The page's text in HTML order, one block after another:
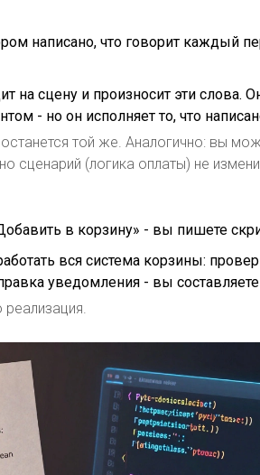
написано, что говорит каждый
на сцену и произносит эти слова.
- но он исполняет то, что
той же. Аналогично: вы
сценарий (логика оплаты) не
в корзину» - вы пишете
вся система корзины:
уведомления - вы
реализация.